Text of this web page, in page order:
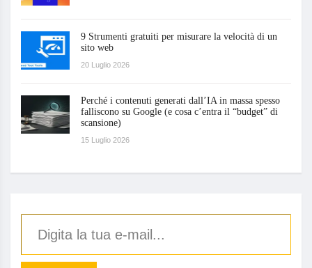
9 Strumenti gratuiti per misurare la velocità di un
sito web
20 Luglio 2026
Perché i contenuti generati dall’IA in massa spesso
falliscono su Google (e cosa c’entra il “budget” di
scansione)
15 Luglio 2026